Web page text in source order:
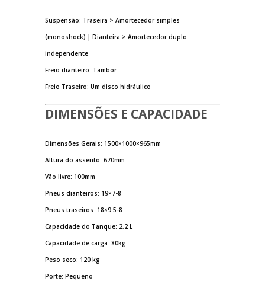
Suspensão: Traseira > Amortecedor simples
(monoshock) | Dianteira > Amortecedor duplo
independente
Freio dianteiro: Tambor
Freio Traseiro: Um disco hidráulico
DIMENSÕES E CAPACIDADE
Dimensões Gerais: 1500×1000×965mm
Altura do assento: 670mm
Vão livre: 100mm
Pneus dianteiros: 19×7-8
Pneus traseiros: 18×9.5-8
Capacidade do Tanque: 2,2 L
Capacidade de carga: 80kg
Peso seco: 120 kg
Porte: Pequeno